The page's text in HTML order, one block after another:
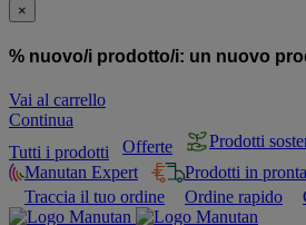
×
% nuovo/i prodotto/i: un nuovo
Vai al carrello
Continua
Tutti i prodotti
Offerte
Prodotti
Manutan Expert
Prodotti in
Traccia il tuo ordine
Ordine rapido